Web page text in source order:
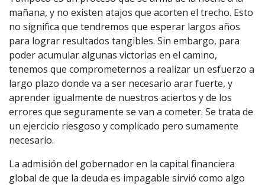
mañana, y no existen atajos que acorten el trecho. Esto
no significa que tendremos que esperar largos años
para lograr resultados tangibles. Sin embargo, para
poder acumular algunas victorias en el camino,
tenemos que comprometernos a realizar un esfuerzo a
largo plazo donde va a ser necesario arar fuerte, y
aprender igualmente de nuestros aciertos y de los
errores que seguramente se van a cometer. Se trata de
un ejercicio riesgoso y complicado pero sumamente
necesario.
La admisión del gobernador en la capital financiera
global de que la deuda es impagable sirvió como algo